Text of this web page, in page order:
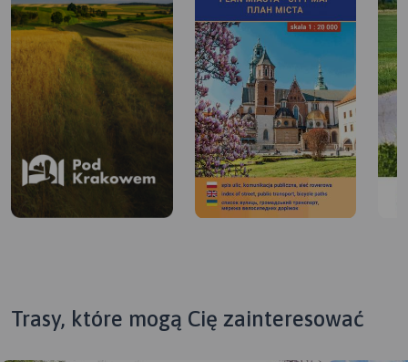
Trasy, które mogą Cię zainteresować